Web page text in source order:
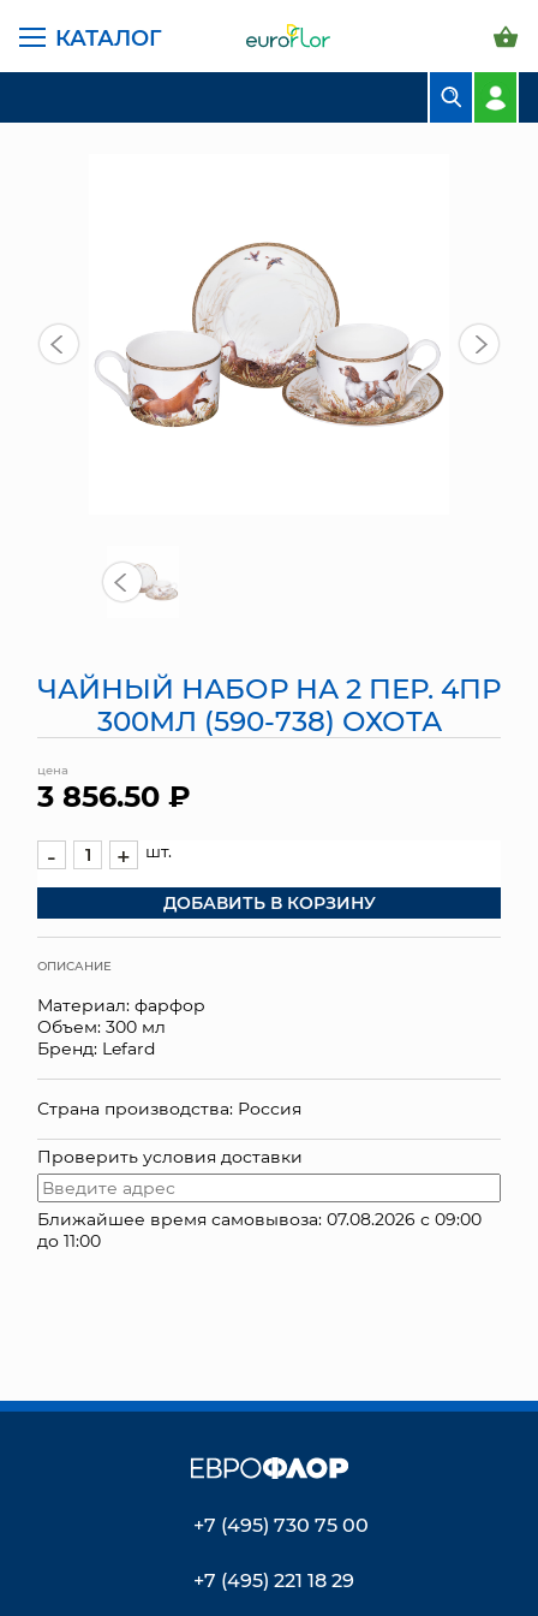
КАТАЛОГ
СВАДЕБНАЯ ФЛОРИСТИКА
КОМНАТНЫЕ РАСТЕНИЯ
ГОРШКИ И КАШПО
ГРУНТЫ И УДОБРЕНИЯ
ЯЩИКИ
СУНДУКИ
ИСКУССТВЕННЫЕ ЦВЕТЫ
ПОДАРОЧНЫЕ КАРТЫ
ОПТОВЫМ КЛИЕНТАМ
КОНТАКТЫ
ГЛАВНАЯ СТРАНИЦА КАТАЛОГ ПРЕДМЕТЫ ИНТЕРЬЕРА
ЧАЙНЫЙ НАБОР НА 2 ПЕР. 4ПР
300МЛ (590-738) ОХОТА
цена
3 856.50 ₽
- + шт.
ДОБАВИТЬ В КОРЗИНУ
ОПИСАНИЕ
Материал: фарфор
Объем: 300 мл
Бренд: Lefard
Страна производства: Россия
Проверить условия доставки
Ближайшее время самовывоза: 07.08.2026 с 09:00
до 11:00
+7 (495) 730 75 00
+7 (495) 221 18 29